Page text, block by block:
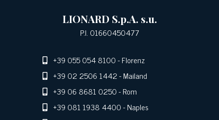
LIONARD S.p.A. s.u.
P.I. 01660450477
+39 055 054 8100- Florenz
+39 02 2506 1442- Mailand
+39 06 8681 0250- Rom
+39 081 1938 4400- Naples